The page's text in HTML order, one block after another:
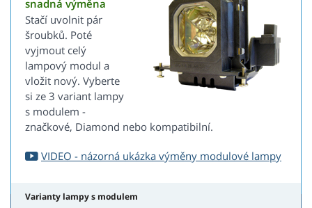
snadná výměna
Stačí uvolnit pár
šroubků. Poté
vyjmout celý
lampový modul a
vložit nový. Vyberte
si ze 3 variant lampy
s modulem -
značkové, Diamond nebo kompatibilní.
VIDEO - názorná ukázka výměny modulové lampy
Varianty lampy s modulem